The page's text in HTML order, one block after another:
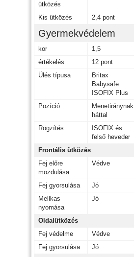
ütközés
Kis ütközés 2,4 pont
Gyermekvédelem
kor 1,5
értékelés
12 pont
Ülés típusa
Britax
Babysafe
ISOFIX Plus
Pozíció
Menetiránynak
háttal
Rögzítés
ISOFIX és
felső heveder
Frontális ütközés
Fej előre
mozdulása
Védve
Fej gyorsulása Jó
Mellkas
nyomása
Jó
Oldalütközés
Fej védelme
Védve
Fej gyorsulása
Jó